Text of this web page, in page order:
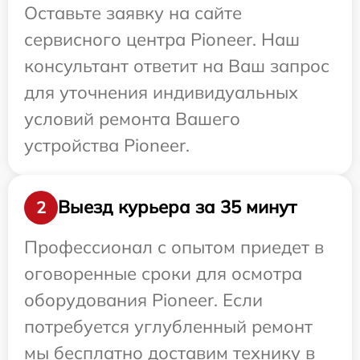
Оставьте заявку на сайте
сервисного центра Pioneer. Наш
консультант ответит на Ваш запрос
для уточнения индивидуальных
условий ремонта Вашего
устройства Pioneer.
2
Выезд курьера за 35 минут
Профессионал с опытом приедет в
оговоренные сроки для осмотра
оборудования Pioneer. Если
потребуется углубленный ремонт
мы бесплатно доставим технику в